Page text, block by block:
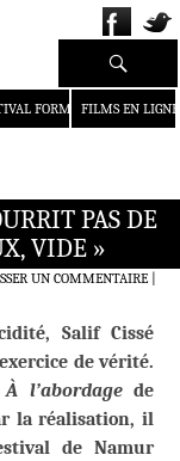
FORMAT COURT
FILMS EN LIGNE
Recherche
PAS DE
VIDE »
UN COMMENTAIRE|
Salif Cissé
de vérité.
À l’abordagede
la réalisation, il
de Namur